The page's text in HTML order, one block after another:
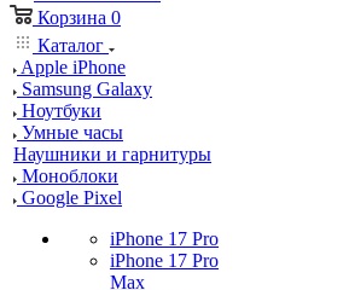
Корзина 0
Каталог
Apple iPhone
Samsung Galaxy
Ноутбуки
Умные часы
Наушники и гарнитуры
Моноблоки
Google Pixel
iPhone 17 Pro
iPhone 17 Pro
Max